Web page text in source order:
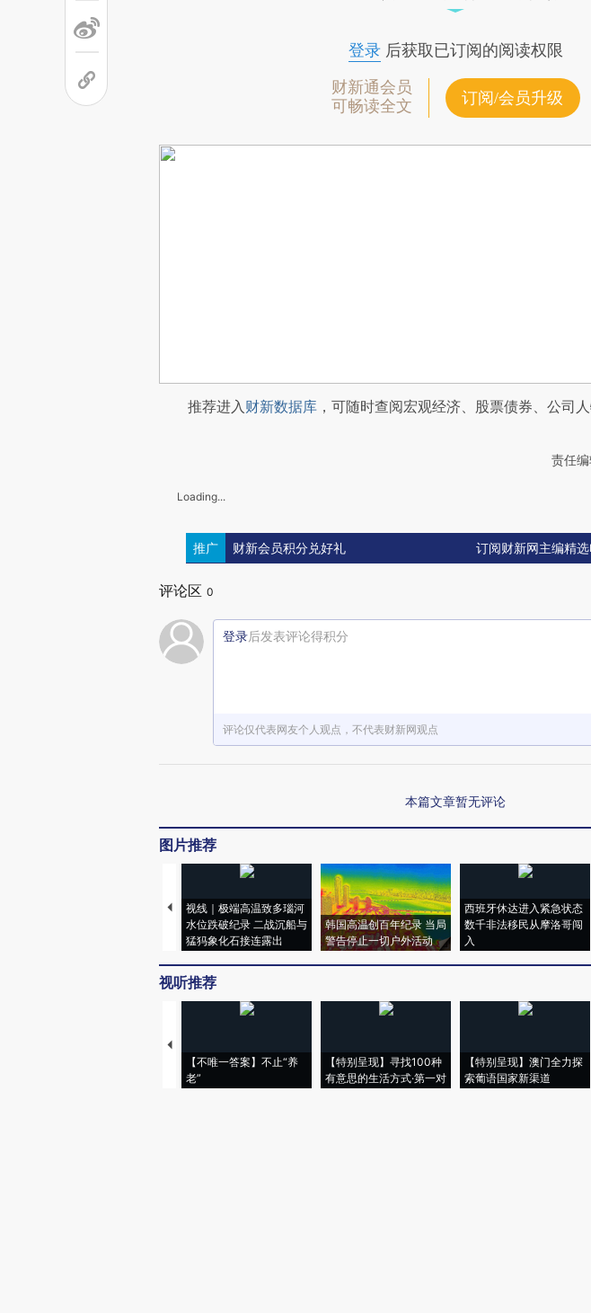
登录后获取已订阅的阅读权限
财新通会员
可畅读全文
订阅/会员升级
推荐进入财新数据库 ，可随时查阅宏观经济、股票债券、公司
责任
Loading...
推广 财新会员积分兑好礼 订阅财新网主编精
评论区 0
登录后发表评论得积分
评论仅代表网友个人观点，不代表财新网观点
本篇文章暂无评论
图片推荐
视线｜极端高温致多瑙河
水位跌破纪录 二战沉船与
猛犸象化石接连露出
韩国高温创百年纪录 当局
警告停止一切户外活动
西班牙休达进入紧急状态
数千非法移民从摩洛哥闯
入
视听推荐
【不唯一答案】不止“养
老”
【特别呈现】寻找100种
有意思的生活方式·第一对
【特别呈现】澳门全力探
索葡语国家新渠道